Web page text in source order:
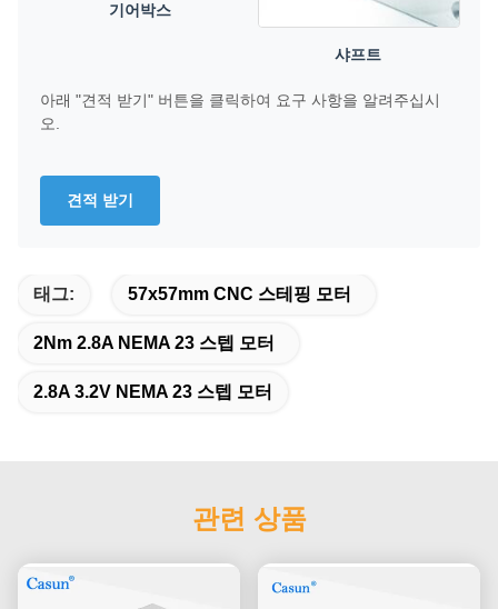
기어박스
샤프트
아래 "견적 받기" 버튼을 클릭하여 요구 사항을 알려주십시
오.
견적 받기
태그: 57x57mm CNC 스테핑 모터
2Nm 2.8A NEMA 23 스텝 모터
2.8A 3.2V NEMA 23 스텝 모터
관련 상품